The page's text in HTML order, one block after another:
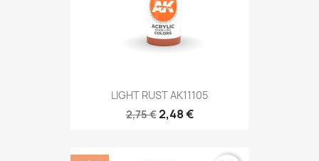
LIGHT RUST AK11105
2,75 €2,48 €